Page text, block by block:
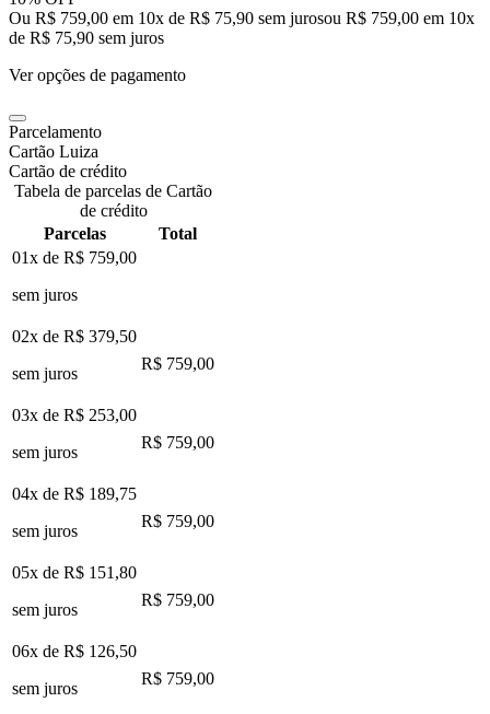
Ou R$ 759,00 em 10x de R$ 75,90 sem jurosou R$ 759,00 em 10x
de R$ 75,90 sem juros
Ver opções de pagamento
Parcelamento
Cartão Luiza
Cartão de crédito
Tabela de parcelas de Cartão
de crédito
Parcelas
Total
01x de R$ 759,00
sem juros
02x de R$ 379,50
sem juros
R$ 759,00
03x de R$ 253,00
sem juros
R$ 759,00
04x de R$ 189,75
sem juros
R$ 759,00
05x de R$ 151,80
sem juros
R$ 759,00
06x de R$ 126,50
sem juros
R$ 759,00